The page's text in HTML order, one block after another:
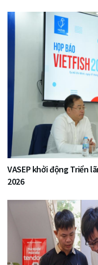
VASEP khởi động Triển
2026